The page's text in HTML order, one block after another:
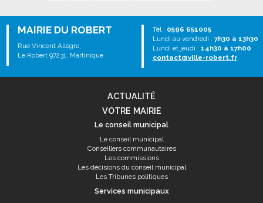
MAIRIE DU ROBERT
Rue Vincent Allègre,
Le Robert 97231, Martinique
Tél : 0596 651005
Lundi au vendredi : 7h30 à 13h30
Lundi et jeudi : 14h30 à 17h00
contact@ville-robert.fr
ACTUALITÉ
VOTRE MAIRIE
Le conseil municipal
Le conseil municipal
Conseillers communautaires
Les commissions
Les décisions du conseil municipal
Les Tribunes politiques
Services municipaux